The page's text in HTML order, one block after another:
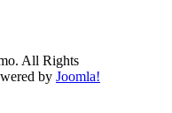
All Rights
by Joomla!